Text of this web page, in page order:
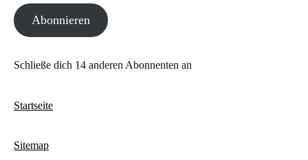
AdresseAbonnieren
Schließe dich 14 anderen Abonnenten an
Startseite
Sitemap